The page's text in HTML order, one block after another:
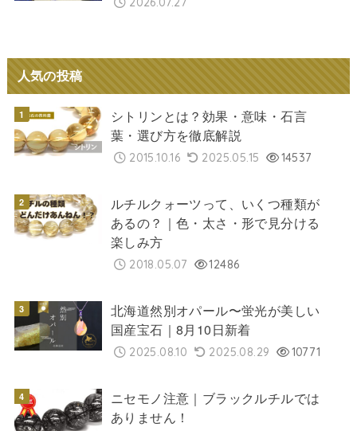
人気の投稿
シトリンとは？効果・意味・石言
葉・選び方を徹底解説
2015.10.16 2025.05.15 14537
ルチルクォーツって、いくつ種類が
あるの？｜色・太さ・形で見分ける
楽しみ方
2018.05.07 12486
北海道然別オパール〜蛍光が美しい
国産宝石｜8月10日新着
2025.08.10 2025.08.29 10771
ニセモノ注意｜ブラックルチルでは
ありません！